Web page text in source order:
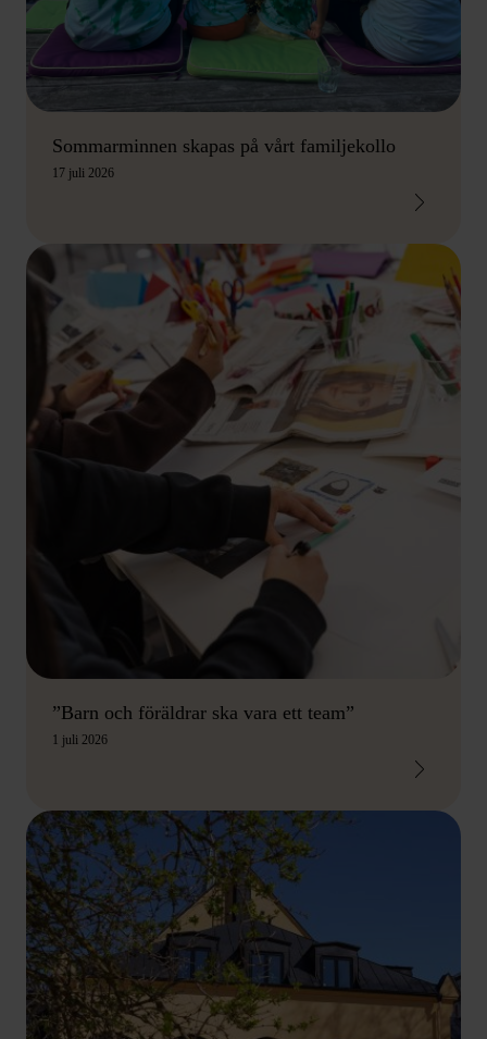
Sommarminnen skapas på vårt familjekollo
17 juli 2026
”Barn och föräldrar ska vara ett team”
1 juli 2026